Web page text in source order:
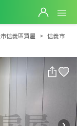
信義市場旁公寓
信義區買屋
信義市